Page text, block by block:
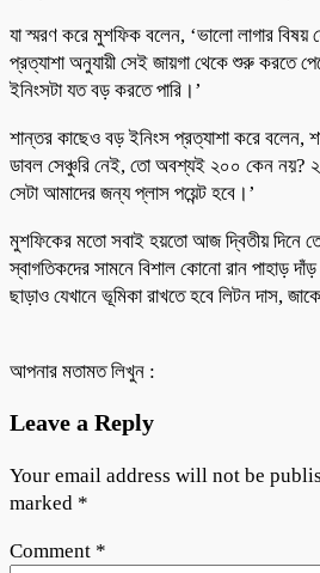
যা স্মরণ করে মুশফিক বলেন, ‘ভালো লাগার বিষয়
প্রত্যাশা অনুযায়ী সেই জায়গা থেকে শুরু করতে
ইনিংসটা যত বড় করতে পারি।’
শান্তর কাছেও বড় ইনিংস প্রত্যাশা করে বলেন,
ডাবল সেঞ্চুরি নেই, তো অবশ্যই ২০০ কেন নয়?
সেটা আমাদের জন্য প্লাস পয়েন্ট হবে।’
মুশফিকের মতো সবাই হয়তো আজ দ্বিতীয় দিনে
স্বাগতিকদের সামনে বিশাল কোনো রান পাহাড়
ছাড়াও যেখানে ভূমিকা রাখতে হবে লিটন দাস,
আপনার মতামত লিখুন :
Leave a Reply
Your email address will not be
marked *
Comment *